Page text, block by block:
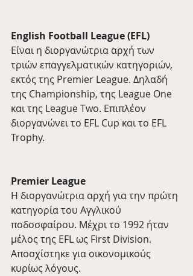
English Football League (EFL)
Είναι η διοργανώτρια αρχή των
τριών επαγγελματικών κατηγοριών,
εκτός της Premier League. Δηλαδή
της Championship, της League One
και της League Two. Επιπλέον
διοργανώνει το EFL Cup και το EFL
Trophy.
Premier League
Η διοργανώτρια αρχή για την πρώτη
κατηγορία του Αγγλικού
ποδοσφαίρου. Μέχρι το 1992 ήταν
μέλος της EFL ως First Division.
Αποσχίστηκε για οικονομικούς
κυρίως λόγους.